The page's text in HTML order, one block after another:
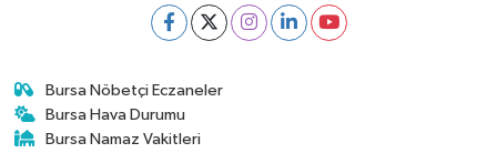
Bursa Nöbetçi Eczaneler
Bursa Hava Durumu
Bursa Namaz Vakitleri